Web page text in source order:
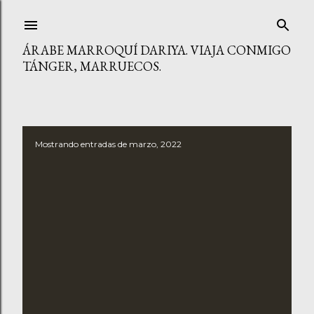
ÁRABE MARROQUÍ DARIYA. VIAJA CONMIGO
TÁNGER, MARRUECOS.
Mostrando entradas de marzo, 2022